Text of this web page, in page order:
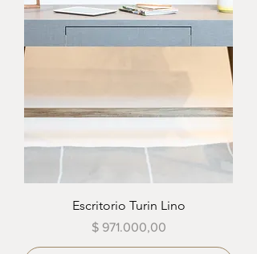
Escritorio Turin Lino
Precio
$ 971.000,00